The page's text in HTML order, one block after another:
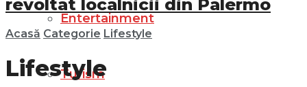
Entertainment
Turism
revoltat localnicii din Palermo
Acasă Categorie Lifestyle
Lifestyle